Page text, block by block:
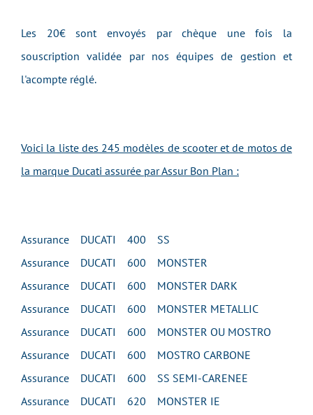
Les 20€ sont envoyés par chèque une fois la
souscription validée par nos équipes de gestion et
l'acompte réglé.
Voici la liste des 245 modèles de scooter et de motos de
la marque Ducati assurée par Assur Bon Plan :
Assurance DUCATI 400 SS
Assurance DUCATI 600 MONSTER
Assurance DUCATI 600 MONSTER DARK
Assurance DUCATI 600 MONSTER METALLIC
Assurance DUCATI 600 MONSTER OU MOSTRO
Assurance DUCATI 600 MOSTRO CARBONE
Assurance DUCATI 600 SS SEMI-CARENEE
Assurance DUCATI 620 MONSTER IE